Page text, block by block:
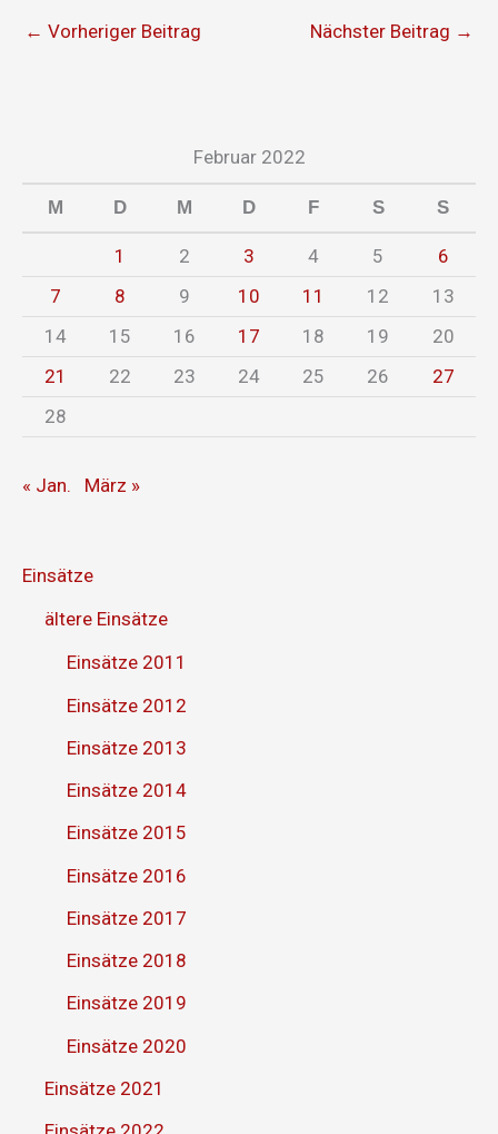
← Vorheriger Beitrag Nächster Beitrag →
Februar 2022
M D M D F S S
1 2 3 4 5
6
7
8 9 10 11 12
13
14
15 16 17 18 19
20
21
22 23 24 25 26
27
28
« Jan. März »
Einsätze
ältere Einsätze
Einsätze 2011
Einsätze 2012
Einsätze 2013
Einsätze 2014
Einsätze 2015
Einsätze 2016
Einsätze 2017
Einsätze 2018
Einsätze 2019
Einsätze 2020
Einsätze 2021